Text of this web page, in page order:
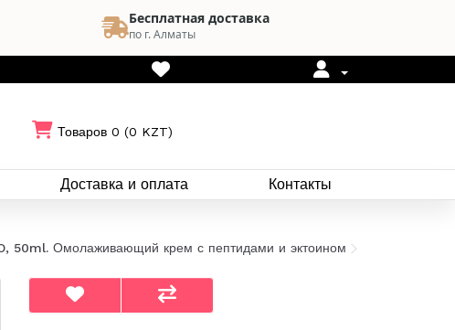
Бесплатная доставка
по г. Алматы
Товаров 0 (0 KZT)
Доставка и оплата Контакты
50ml. Омолаживающий крем с пептидами и эктоином